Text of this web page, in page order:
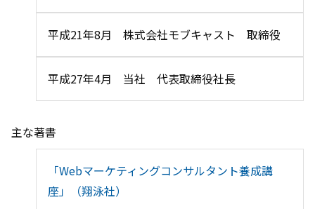
平成21年8月 株式会社モブキャスト 取締役
平成27年4月 当社 代表取締役社長
主な著書
「Webマーケティングコンサルタント養成講
座」（翔泳社）